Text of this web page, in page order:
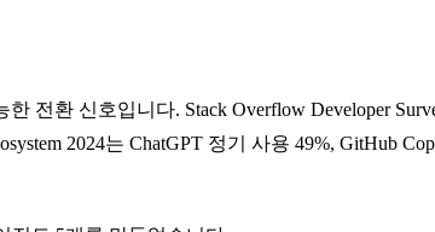
전환 신호입니다. Stack Overflow Developer
2024는 ChatGPT 정기 사용 49%, GitHub